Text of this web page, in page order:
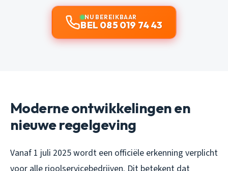
NU BEREIKBAAR
BEL 085 019 74 43
Moderne ontwikkelingen en
nieuwe regelgeving
Vanaf 1 juli 2025 wordt een officiële erkenning verplicht